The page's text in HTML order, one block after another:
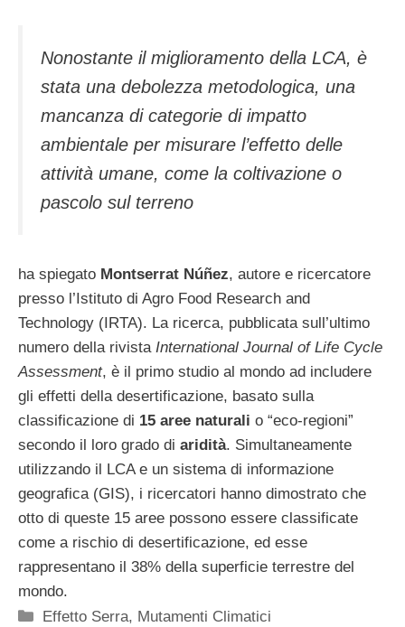
Nonostante il miglioramento della LCA, è
stata una debolezza metodologica, una
mancanza di categorie di impatto
ambientale per misurare l’effetto delle
attività umane, come la coltivazione o
pascolo sul terreno
ha spiegato Montserrat Núñez, autore e ricercatore
presso l’Istituto di Agro Food Research and
Technology (IRTA). La ricerca, pubblicata sull’ultimo
numero della rivista International Journal of Life Cycle
Assessment, è il primo studio al mondo ad includere
gli effetti della desertificazione, basato sulla
classificazione di 15 aree naturali o “eco-regioni”
secondo il loro grado di aridità. Simultaneamente
utilizzando il LCA e un sistema di informazione
geografica (GIS), i ricercatori hanno dimostrato che
otto di queste 15 aree possono essere classificate
come a rischio di desertificazione, ed esse
rappresentano il 38% della superficie terrestre del
mondo.
Categorie
Effetto Serra, Mutamenti Climatici